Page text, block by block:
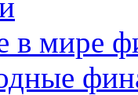
в мире